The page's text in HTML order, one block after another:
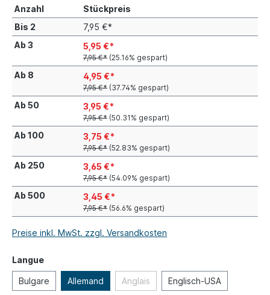
Anzahl
Stückpreis
Bis 2
7,95 €*
Ab3 5,95 €*
7,95 €* (25.16% gespart)
Ab 8 4,95 €*
7,95 €* (37.74% gespart)
Ab50 3,95 €*
7,95 €* (50.31% gespart)
Ab100 3,75 €*
7,95 €* (52.83% gespart)
Ab 250 3,65 €*
7,95 €* (54.09% gespart)
Ab500 3,45 €*
7,95 €* (56.6% gespart)
Preise inkl. MwSt. zzgl. Versandkosten
Langue
Bulgare Allemand Anglais Englisch-USA